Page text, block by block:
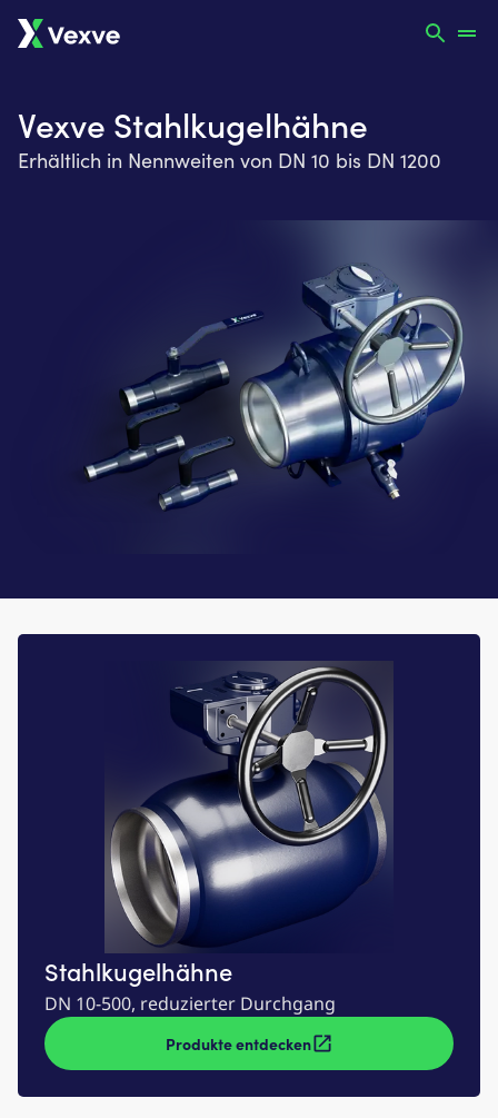
Vexve Stahlkugelhähne
Erhältlich in Nennweiten von DN 10 bis DN 1200
Stahlkugelhähne
DN 10-500, reduzierter Durchgang
Produkte entdecken